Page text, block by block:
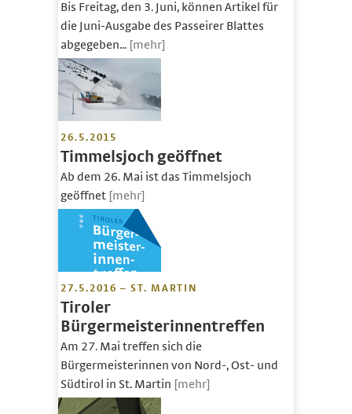
Bis Freitag, den 3. Juni, können Artikel für
die Juni-Ausgabe des Passeirer Blattes
abgegeben... [mehr]
26.5.2015
Timmelsjoch geöffnet
Ab dem 26. Mai ist das Timmelsjoch
geöffnet [mehr]
27.5.2016 – ST. MARTIN
Tiroler
Bürgermeisterinnentreffen
Am 27. Mai treffen sich die
Bürgermeisterinnen von Nord-, Ost- und
Südtirol in St. Martin [mehr]